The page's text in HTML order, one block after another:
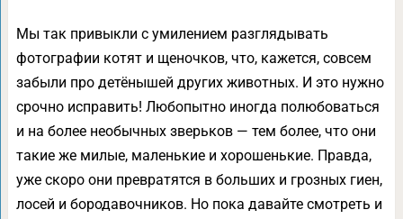
Мы так привыкли с умилением разглядывать
фотографии котят и щеночков, что, кажется, совсем
забыли про детёнышей других животных. И это нужно
срочно исправить! Любопытно иногда полюбоваться
и на более необычных зверьков — тем более, что они
такие же милые, маленькие и хорошенькие. Правда,
уже скоро они превратятся в больших и грозных гиен,
лосей и бородавочников. Но пока давайте смотреть и